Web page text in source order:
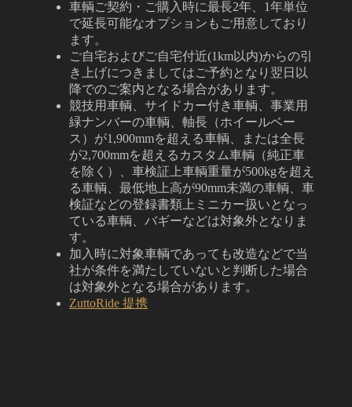
車輌ご契約・ご購入時に最長2年、1年単位
で延長可能なオプションもご用意しており
ます。
ご自宅およびご自宅付近(1km以内)からの引
き上げにつきましてはご予約となり翌日以
降でのご案内となる場合があります。
競技用車輌、サイドカー付き車輌、事業用
緑ナンバーの車輌、軸長（ホイールベー
ス）が1,900mmを超える車輌、または全長
が2,700mmを超えるカスタム車輌（純正車
を除く）、車検証上車輌重量が500kgを超え
る車輌、最低地上高が90mm未満の車輌、車
検証などの登録書類上ミニカー扱いとなっ
ている車輌、バギーなどは対象外となりま
す。
加入時に対象車輌であっても改造などで当
社が条件を満たしていないと判断した場合
は対象外となる場合があります。
ZuttoRide 提携